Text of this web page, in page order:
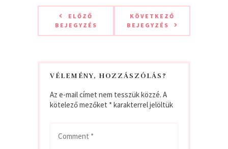
ELŐZŐ
BEJEGYZÉS
KÖVETKEZŐ
BEJEGYZÉS
VÉLEMÉNY, HOZZÁSZÓLÁS?
Az e-mail címet nem tesszük közzé. A
kötelező mezőket *karakterrel jelöltük